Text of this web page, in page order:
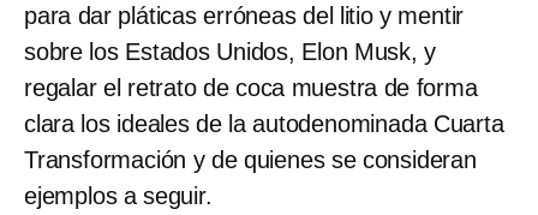
para dar pláticas erróneas del litio y mentir
sobre los Estados Unidos, Elon Musk, y
regalar el retrato de coca muestra de forma
clara los ideales de la autodenominada Cuarta
Transformación y de quienes se consideran
ejemplos a seguir.